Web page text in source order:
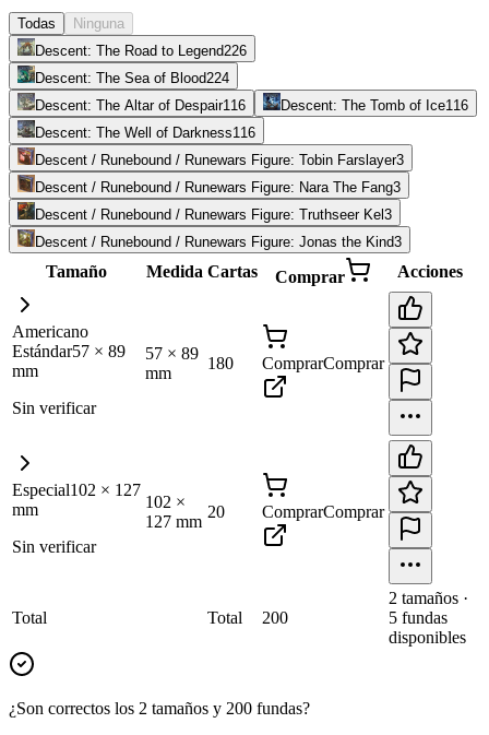
Todas
Ninguna
Descent: The Road to Legend226
Descent: The Sea of Blood224
Descent: The Altar of Despair116 Descent: The Tomb of Ice116
Descent: The Well of Darkness116
Descent / Runebound / Runewars Figure: Tobin Farslayer3
Descent / Runebound / Runewars Figure: Nara The Fang3
Descent / Runebound / Runewars Figure: Truthseer Kel3
Descent / Runebound / Runewars Figure: Jonas the Kind3
Tamaño Medida Cartas Comprar Acciones
Americano
Estándar57 × 89
mm
Sin verificar
57 × 89
mm
180 ComprarComprar
Especial102 × 127
mm
Sin verificar
102 ×
127 mm
20 ComprarComprar
Total Total 200
2 tamaños ·
5 fundas
disponibles
¿Son correctos los 2 tamaños y 200 fundas?